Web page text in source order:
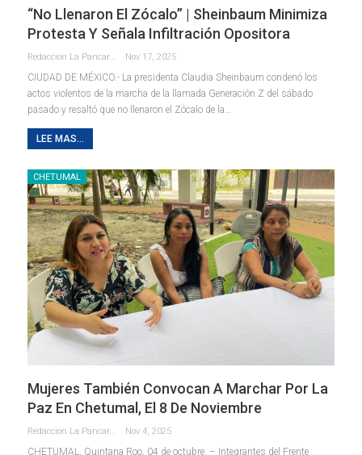
“No Llenaron El Zócalo” | Sheinbaum Minimiza
Protesta Y Señala Infiltración Opositora
Redaccion La Pancarta De Quintana Roo Nov 17, 2025
CIUDAD DE MÉXICO.- La presidenta Claudia Sheinbaum condenó los
actos violentos de la marcha de la llamada Generación Z del sábado
pasado y resaltó que no llenaron el Zócalo de la
LEE MAS...
CHETUMAL
Mujeres También Convocan A Marchar Por La
Paz En Chetumal, El 8 De Noviembre
Redaccion La Pancarta De Quintana Roo Nov 4, 2025
CHETUMAL, Quintana Roo, 04 de octubre. – Integrantes del Frente